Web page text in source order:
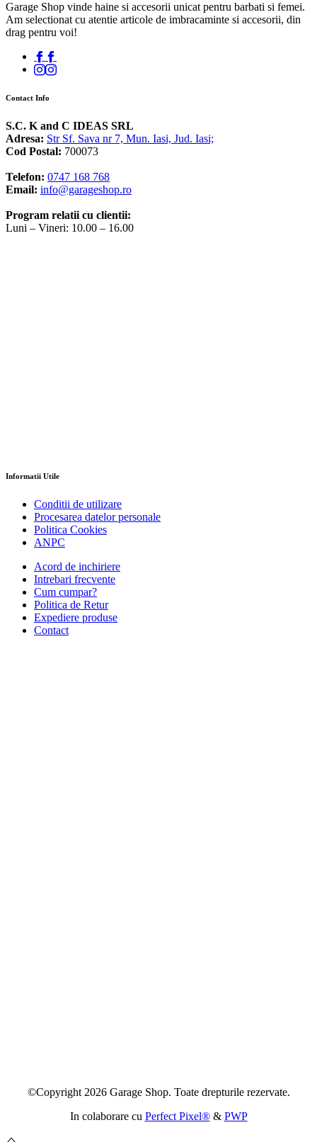
Garage Shop vinde haine si accesorii unicat pentru barbati si femei.
Am selectionat cu atentie articole de imbracaminte si accesorii, din
drag pentru voi!
Contact Info
S.C. K and C IDEAS SRL
Adresa: Str Sf. Sava nr 7, Mun. Iasi, Jud. Iasi;
Cod Postal: 700073
Telefon: 0747 168 768
Email: info@garageshop.ro
Program relatii cu clientii:
Luni – Vineri: 10.00 – 16.00
Informatii Utile
Conditii de utilizare
Procesarea datelor personale
Politica Cookies
ANPC
Acord de inchiriere
Intrebari frecvente
Cum cumpar?
Politica de Retur
Expediere produse
Contact
©Copyright 2026 Garage Shop. Toate drepturile rezervate.
In colaborare cu Perfect Pixel®& PWP